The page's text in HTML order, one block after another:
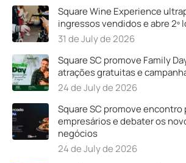
Square Wine Experience
ingressos vendidos e abre 2º
31 de July de 2026
Square SC promove Family
atrações gratuitas e
24 de July de 2026
Square SC promove encontro
empresários e debater os
negócios
24 de July de 2026